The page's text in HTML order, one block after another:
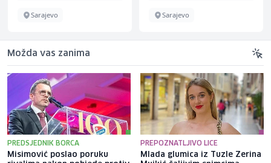
Sarajevo Sarajevo
Možda vas zanima
PREDSJEDNIK BORCA
Misimović poslao poruku
PREPOZNATLJIVO LICE
Mlada glumica iz Tuzle Zerina